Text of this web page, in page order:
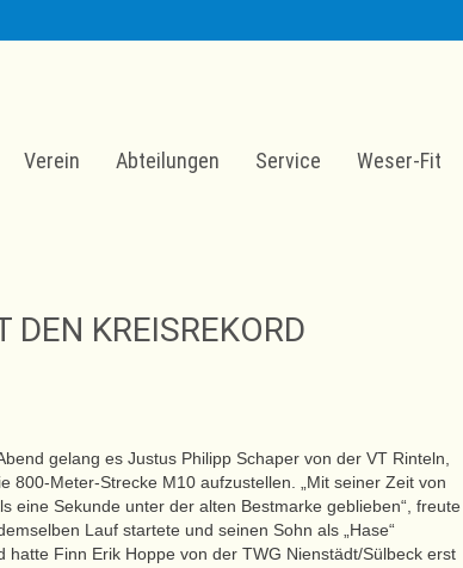
Verein Abteilungen Service Weser-Fit
KREISREKORD
gelang es Justus Philipp Schaper von der VT Rinteln,
800-Meter-Strecke M10 aufzustellen. „Mit seiner Zeit von
eine Sekunde unter der alten Bestmarke geblieben“, freute
Lauf startete und seinen Sohn als „Hase“
hatte Finn Erik Hoppe von der TWG Nienstädt/Sülbeck erst